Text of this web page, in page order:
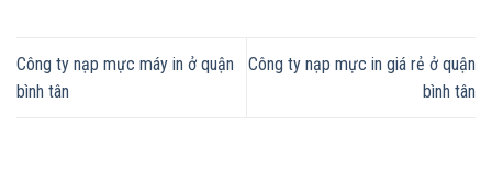
Công ty nạp mực máy in ở quận
bình tân
Công ty nạp mực in giá rẻ ở quận
bình tân